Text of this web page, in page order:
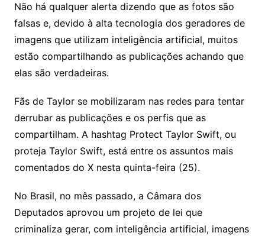
Não há qualquer alerta dizendo que as fotos são
falsas e, devido à alta tecnologia dos geradores de
imagens que utilizam inteligência artificial, muitos
estão compartilhando as publicações achando que
elas são verdadeiras.
Fãs de Taylor se mobilizaram nas redes para tentar
derrubar as publicações e os perfis que as
compartilham. A hashtag Protect Taylor Swift, ou
proteja Taylor Swift, está entre os assuntos mais
comentados do X nesta quinta-feira (25).
No Brasil, no mês passado, a Câmara dos
Deputados aprovou um projeto de lei que
criminaliza gerar, com inteligência artificial, imagens